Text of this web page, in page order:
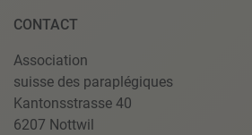
CONTACT
Association
suisse des paraplégiques
Kantonsstrasse 40
6207 Nottwil